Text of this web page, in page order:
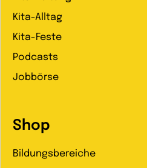
Kita-Alltag
Kita-Feste
Podcasts
Jobbörse
Shop
Bildungsbereiche